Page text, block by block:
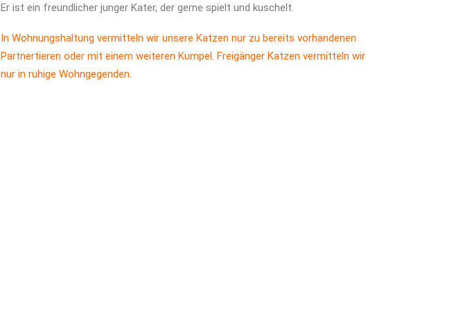
Er ist ein freundlicher junger Kater, der gerne spielt und kuschelt.
In Wohnungshaltung vermitteln wir unsere Katzen nur zu bereits vorhandenen
Partnertieren oder mit einem weiteren Kumpel. Freigänger Katzen vermitteln wir
nur in ruhige Wohngegenden.